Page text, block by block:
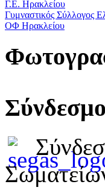
Γ.Ε. Ηρακλείου
Γυμναστικός Σύλλογος
ΟΦ Ηρακλείου